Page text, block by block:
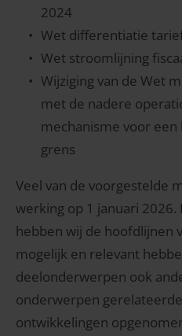
2024
Wet differentiatie
Wet stroomlijning
Wijziging van de Wet
met de nadere
mechanisme voor
grens
Veel van de voorgestelde
werking op 1 januari
hebben wij de hoofdlijnen
mogelijk en relevant
deelonderwerpen ook
onderwerpen
ontwikkelingen